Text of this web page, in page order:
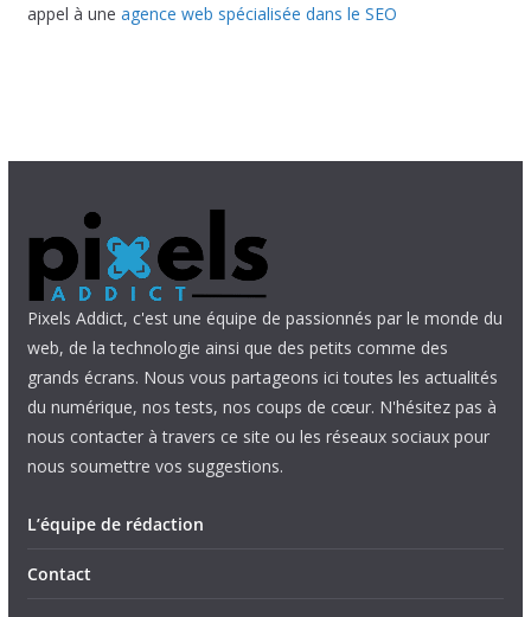
appel à une agence web spécialisée dans le SEO
Pixels Addict, c'est une équipe de passionnés par le monde du
web, de la technologie ainsi que des petits comme des
grands écrans. Nous vous partageons ici toutes les actualités
du numérique, nos tests, nos coups de cœur. N'hésitez pas à
nous contacter à travers ce site ou les réseaux sociaux pour
nous soumettre vos suggestions.
L’équipe de rédaction
Contact